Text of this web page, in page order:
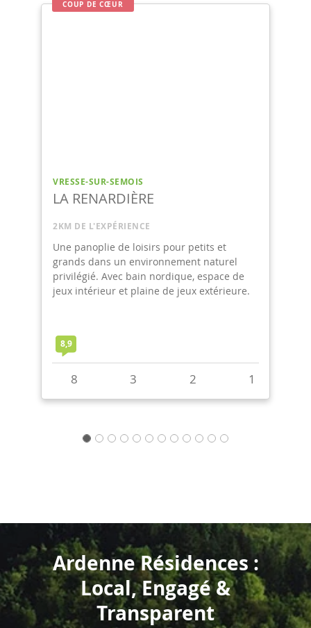
COUP DE CŒUR
VRESSE-SUR-SEMOIS
CHÂTEAU LACROU
2KM DE L'EXPÉRIENCE
S'évader en Ardenne, vous l'imaginez comment ?
9,4
Ardenne Résidences :
Local, Engagé &
Transparent